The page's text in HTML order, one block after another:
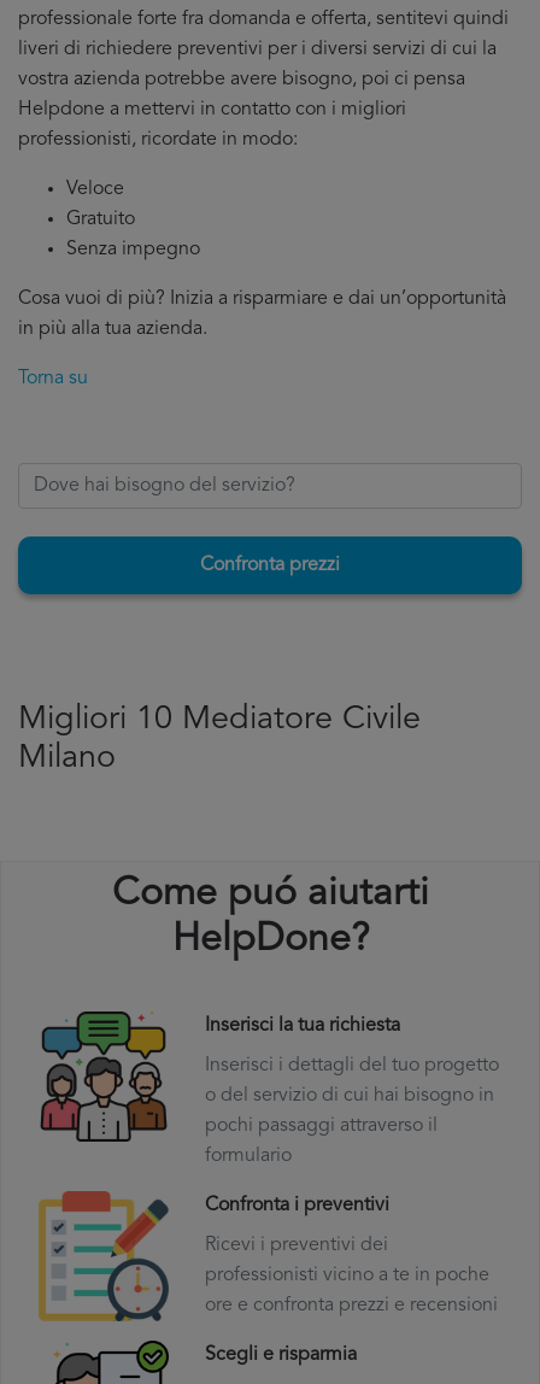
professionale forte fra domanda e offerta, sentitevi quindi
liveri di richiedere preventivi per i diversi servizi di cui la
vostra azienda potrebbe avere bisogno, poi ci pensa
Helpdone a mettervi in contatto con i migliori
professionisti, ricordate in modo:
Veloce
Gratuito
Senza impegno
Cosa vuoi di più? Inizia a risparmiare e dai un’opportunità
in più alla tua azienda.
Torna su
Confronta prezzi
Migliori 10 Mediatore Civile
Milano
Come puó aiutarti
HelpDone?
Inserisci la tua richiesta
Inserisci i dettagli del tuo progetto
o del servizio di cui hai bisogno in
pochi passaggi attraverso il
formulario
Confronta i preventivi
Ricevi i preventivi dei
professionisti vicino a te in poche
ore e confronta prezzi e recensioni
Scegli e risparmia